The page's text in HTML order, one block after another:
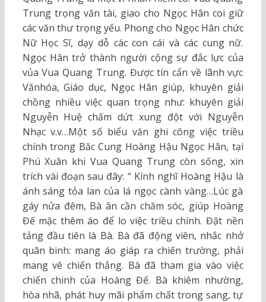
Trung trọng văn tài, giao cho Ngọc Hân coi giữ
các văn thư trọng yếu. Phong cho Ngọc Hân chức
Nữ Học Sĩ, dạy dỗ các con cái và các cung nữ.
Ngọc Hân trở thành người cộng sự đắc lực của
vủa Vua Quang Trung. Được tín cẩn về lãnh vực
Vănhóa, Giáo dục, Ngọc Hân giúp, khuyên giải
chồng nhiều việc quan trọng như: khuyên giải
Nguyễn Huệ chấm dứt xung đột với Nguyễn
Nhạc v.v…Một số biểu văn ghi công việc triều
chính trong Băc Cung Hoàng Hậu Ngọc Hân, tại
Phú Xuân khi Vua Quang Trung còn sống, xin
trích vài đoạn sau đây: “ Kính nghĩ Hoàng Hậu là
ánh sáng tỏa lan của lá ngọc cành vàng…Lúc gà
gáy nửa đêm, Bà ân cần chăm sóc, giúp Hoàng
Đế mặc thêm áo để lo việc triều chính. Đặt nền
tảng đầu tiên là Bà. Bà đã động viên, nhắc nhở
quân binh: mang áo giáp ra chiến trường, phải
mang vê chiến thắng. Bà đã tham gia vào việc
chiến chinh của Hoàng Đế. Bà khiêm nhường,
hòa nhã, phát huy mãi phẩm chất trong sang, tự